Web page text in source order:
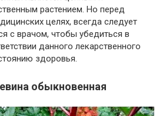
растением. Но перед
целях, всегда следует
с врачом, чтобы убедиться в
данного лекарственного
здоровья.
обыкновенная